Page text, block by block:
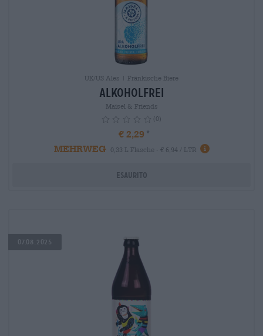
UK/US Ales | Fränkische Biere
Alkoholfrei
Maisel & Friends
(0)
€ 2,29
MEHRWEG
0,33 L Flasche - € 6,94 / LTR info
Esaurito
07.08.2025